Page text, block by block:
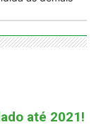
até 2021!